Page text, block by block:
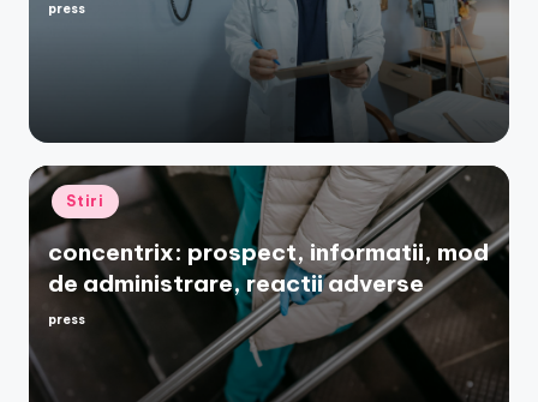
Posted
press
Posted
in
Stiri
concentrix: prospect, informatii, mod
de administrare, reactii adverse
Posted
press